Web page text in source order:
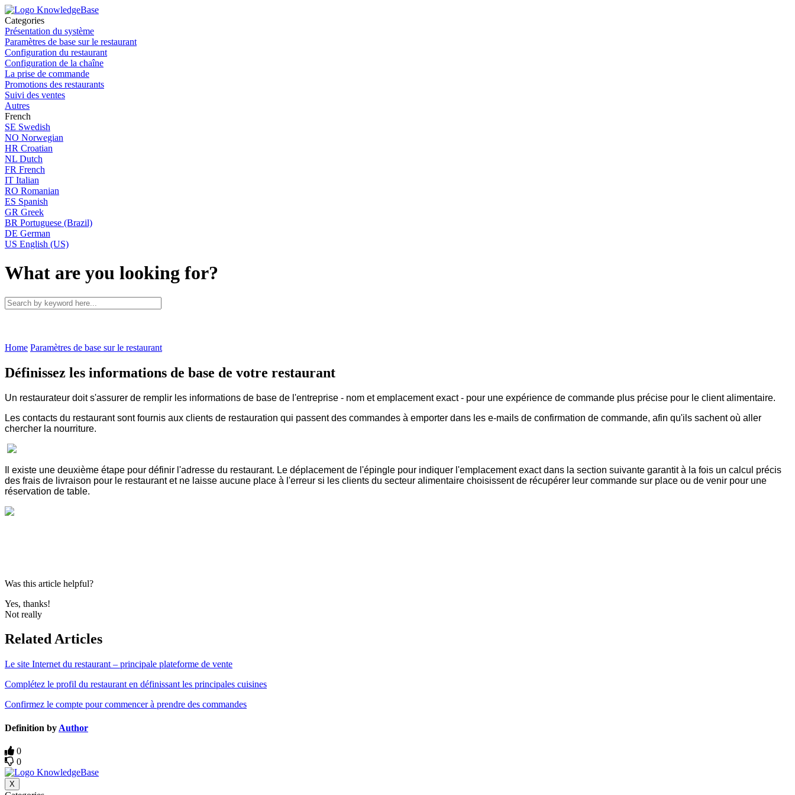
Categories
Présentation du système
Paramètres de base sur le restaurant
Configuration du restaurant
Configuration de la chaîne
La prise de commande
Promotions des restaurants
Suivi des ventes
Autres
French
SE Swedish
NO Norwegian
HR Croatian
NL Dutch
FR French
IT Italian
RO Romanian
ES Spanish
GR Greek
BR Portuguese (Brazil)
DE German
US English (US)
What are you looking for?
Home Paramètres de base sur le restaurant
Définissez les informations de base de votre restaurant
Un restaurateur doit s'assurer de remplir les informations de base de l'entreprise - nom et emplacement exact - pour une expérience de commande plus précise pour le client alimentaire.
Les contacts du restaurant sont fournis aux clients de restauration qui passent des commandes à emporter dans les e-mails de confirmation de commande, afin qu'ils sachent où aller
chercher la nourriture.
Il existe une deuxième étape pour définir l'adresse du restaurant. Le déplacement de l'épingle pour indiquer l'emplacement exact dans la section suivante garantit à la fois un calcul précis
des frais de livraison pour le restaurant et ne laisse aucune place à l'erreur si les clients du secteur alimentaire choisissent de récupérer leur commande sur place ou de venir pour une
réservation de table.
Was this article helpful?
Yes, thanks!
Not really
Related Articles
Le site Internet du restaurant – principale plateforme de vente
Complétez le profil du restaurant en définissant les principales cuisines
Confirmez le compte pour commencer à prendre des commandes
Definition by Author
0
0
X